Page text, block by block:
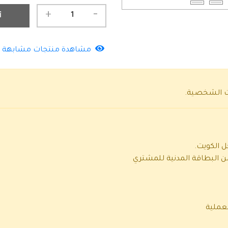
-
+
مشاهدة منتجات مشابهة
الشخصية.
البطاقة المدنية للمشتري